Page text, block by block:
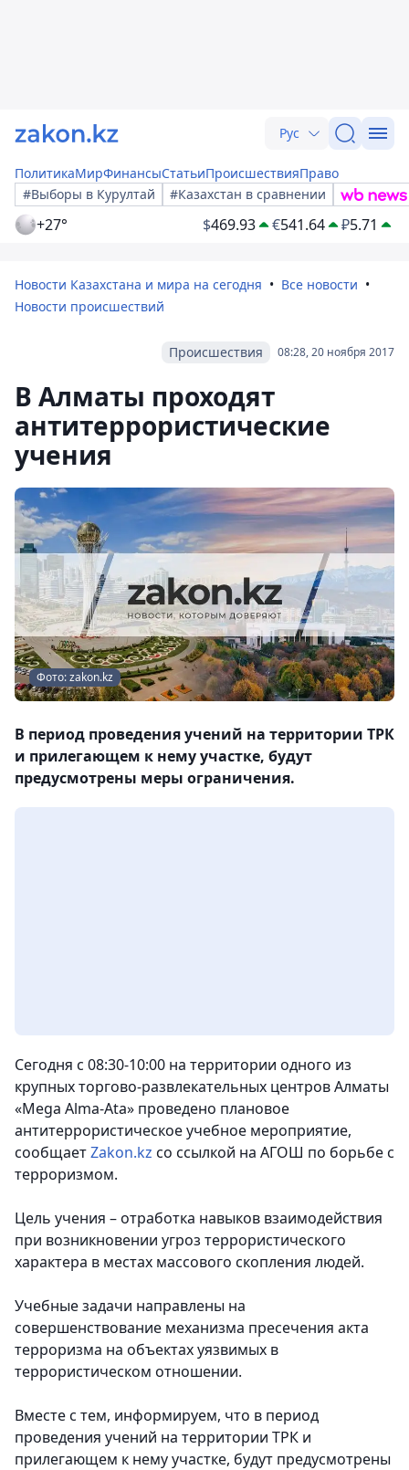
Рус
ПолитикаМирФинансыСтатьиПроисшествияПраво
#Выборы в Курултай
#Казахстан в сравнении
+27° $469.93 €541.64 ₽5.71
Новости Казахстана и мира на сегодня
Все новости
Новости происшествий
08:28, 20 ноября 2017
Происшествия
В Алматы проходят
антитеррористические
учения
Фото: zakon.kz
В период проведения учений на территории ТРК
и прилегающем к нему участке, будут
предусмотрены меры ограничения.
Сегодня с 08:30-10:00 на территории одного из
крупных торгово-развлекательных центров Алматы
«Mega Alma-Ata» проведено плановое
антитеррористическое учебное мероприятие,
сообщаетZakon.kz со ссылкой на АГОШ по борьбе с
терроризмом.
Цель учения – отработка навыков взаимодействия
при возникновении угроз террористического
характера в местах массового скопления людей.
Учебные задачи направлены на
совершенствование механизма пресечения акта
терроризма на объектах уязвимых в
террористическом отношении.
Вместе с тем, информируем, что в период
проведения учений на территории ТРК и
прилегающем к нему участке, будут предусмотрены